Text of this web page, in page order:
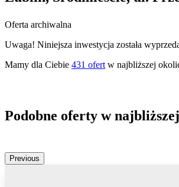
Oferta archiwalna
Uwaga! Niniejsza inwestycja została
Mamy dla Ciebie 431 ofert w najbliższej
Podobne oferty w
Previous